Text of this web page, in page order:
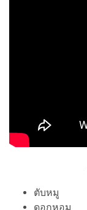
ตับหมู
ดอกหอม